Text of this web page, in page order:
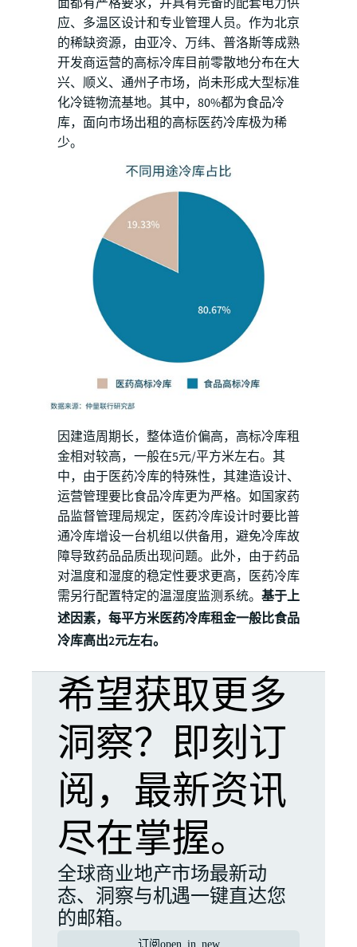
应、多温区设计和专业管理人员。作为北京
的稀缺资源，由亚冷、万纬、普洛斯等成熟
开发商运营的高标冷库目前零散地分布在大
兴、顺义、通州子市场，尚未形成大型标准
化冷链物流基地。其中，80%都为食品冷
库，面向市场出租的高标医药冷库极为稀
少。
因建造周期长，整体造价偏高，高标冷库租
金相对较高，一般在5元/平方米左右。其
中，由于医药冷库的特殊性，其建造设计、
运营管理要比食品冷库更为严格。如国家药
品监督管理局规定，医药冷库设计时要比普
通冷库增设一台机组以供备用，避免冷库故
障导致药品品质出现问题。此外，由于药品
对温度和湿度的稳定性要求更高，医药冷库
需另行配置特定的温湿度监测系统。 基于上
述因素，每平方米医药冷库租金一般比食品
冷库高出2元左右。
希望获取更多
洞察？即刻订
阅，最新资讯
尽在掌握。
全球商业地产市场最新动
态、洞察与机遇一键直达您
的邮箱。
订阅 open_in_new